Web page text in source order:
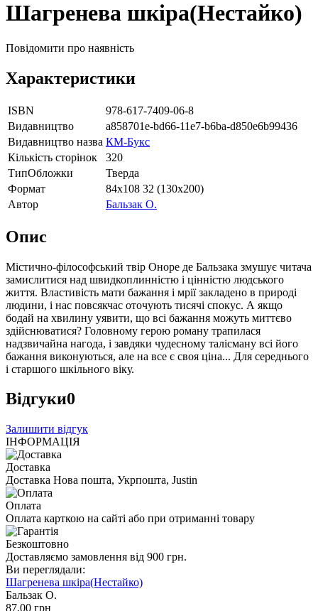
Шагренева шкіра(Нестайко)
Повідомити про наявність
Характеристики
ISBN
978-617-7409-06-8
Видавництво
a858701e-bd66-11e7-b6ba-d850e6b99436
Видавництво назва КМ-Букс
Кількість сторінок
320
ТипОбложки
Тверда
Формат
84х108 32 (130х200)
Автор
Бальзак О.
Опис
Містично-філософський твір Оноре де Бальзака змушує читача
замислитися над швидкоплинністю і цінністю людського
життя. Властивість мати бажання і мрії закладено в природі
людини, і нас повсякчас оточують тисячі спокус. А якщо
бодай на хвилину уявити, що всі бажання можуть миттєво
здійснюватися? Головному герою роману трапилася
надзвичайна нагода, і завдяки чудесному талісману всі його
бажання виконуються, але на все є своя ціна... Для середнього
і старшого шкільного віку.
Відгуки0
Залишити відгук
ІНФОРМАЦІЯ
Доставка
Доставка Нова пошта, Укрпошта, Justin
Оплата
Оплата карткою на сайті або при отриманні товару
Безкоштовно
Доставляємо замовлення від 900 грн.
Ви переглядали:
Шагренева шкіра(Нестайко)
Бальзак О.
87,00 грн